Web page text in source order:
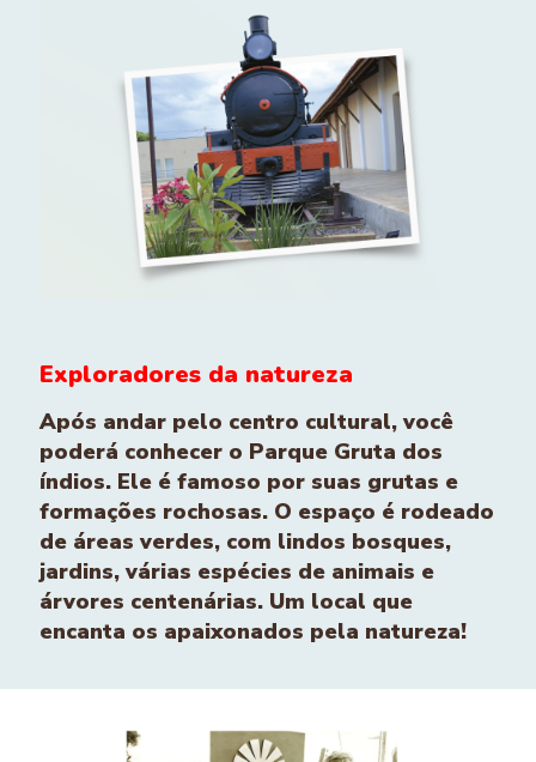
Exploradores da natureza
Após andar pelo centro cultural, você
poderá conhecer o Parque Gruta dos
índios. Ele é famoso por suas grutas e
formações rochosas. O espaço é rodeado
de áreas verdes, com lindos bosques,
jardins, várias espécies de animais e
árvores centenárias. Um local que
encanta os apaixonados pela natureza!